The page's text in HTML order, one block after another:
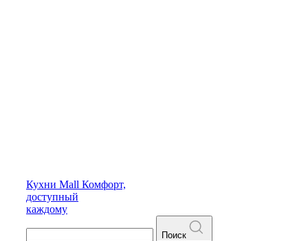
Кухни Mall Комфорт,
доступный
каждому
Поиск